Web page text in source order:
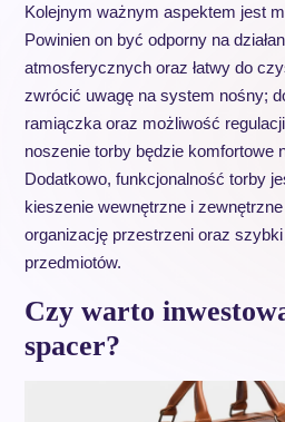
Kolejnym ważnym aspektem jest
Powinien on być odporny na
atmosferycznych oraz łatwy do
zwrócić uwagę na system nośny;
ramiączka oraz możliwość
noszenie torby będzie komfortowe
Dodatkowo, funkcjonalność torby
kieszenie wewnętrzne i
organizację przestrzeni oraz
przedmiotów.
Czy warto
spacer?